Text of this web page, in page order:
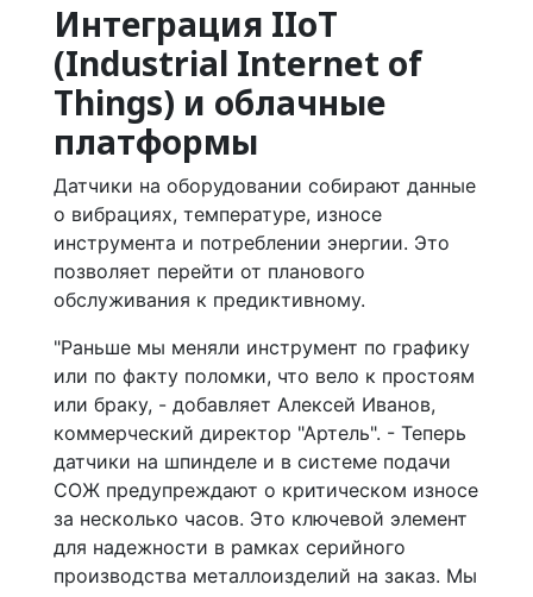
Интеграция IIoT
(Industrial Internet of
Things) и облачные
платформы
Датчики на оборудовании собирают данные
о вибрациях, температуре, износе
инструмента и потреблении энергии. Это
позволяет перейти от планового
обслуживания к предиктивному.
"Раньше мы меняли инструмент по графику
или по факту поломки, что вело к простоям
или браку, - добавляет Алексей Иванов,
коммерческий директор "Артель". - Теперь
датчики на шпинделе и в системе подачи
СОЖ предупреждают о критическом износе
за несколько часов. Это ключевой элемент
для надежности в рамках серийного
производства металлоизделий на заказ. Мы